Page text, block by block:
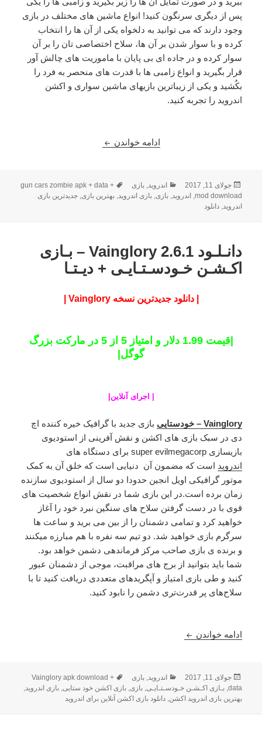
پس از دیگری سرنگون کنید! انواع ماشین های مختلف در بازی
وجود دارند که می توانید به دلخواه یکی از آن ها را انتخاب
کرده و با سوار شدن بر آن ها، سلاح اختصاصی تان را بر آن
سوار کرده و در جاده ای بی پایان با ماموریت های چالش آور
قرار بگیرید و انواع زامبی ها با قدرت های منحصر به فرد را
بکُشید و یکی از زیباترین بازیهای ماشین سواری و اکشن
اندروید را تجربه کنید.
ادامه خواندن دانلود Guns, Cars, Zombies 1.2.0.4 – بازی اکشن بی نظیر + دیتا
ارسال
شده
در
جولای 11, 2017 دسته‌ها
اندروید,بازی برچسب‌ها
gun cars zombie apk + data +
mod download
, اندروید,بازی,بازی اندروید,بهترین بازی,جدیدترین بازی
اندروید,دانلود
دانـلـود Vainglory 2.6.1 – بـازی
اکـشـن خـودسـتـایـی + دیـتـا
| دانلود جدیدترین نسخه Vainglory |
|قیمت 1.99 دلار و امتیاز 5 از 5 در مارکت بزرگ
گوگل|
اجرای آنلاین
Vainglory – خودستایی
بازی جدید با گرافیک خیره کننده اچ
دی در سبک بازی های اکشن و نقش آفرینی از استودیوی
بازیسازی super evilmegacorp برای دستگاه های
اندروید است که مضمون آن دنیایی است که خلق آن به کمک
موتور گرافیکی اویل انجین حدودا دو سال از استودیوی سازنده
زمان برده است.در این بازی شما در نقش انواع شخصیت های
قوی با در دست گرفتن سلاح های سنگین نبرد خود را آغاز
خواهید کرد و تمامی دشمنان را از بین می برید و ساعت ها
سرگرم بازی خواهید شد. دو تیم سه نفره با هم مبارزه میکنند
و برنده ی بازی صاحب مرکز فرماندهی دشمن خواهد بود.
شما باید‌ بتوانید از برج های مراقبت، موجی از دشمنان عبور
کنید و طی بازی امتیاز و آپگرید‌های متعددی دریافت کنید تا با
سلاح‌های پر قدرت‌تری دشمن را نابود کنید.
ادامه خواندن دانـلـود Vainglory 2.6.1 – بـازی اکـشـن خـودسـتـایـی + دیـتـا
ارسال
شده
در
جولای 11, 2017 دسته‌ها
اندروید,بازی برچسب‌ها
Vainglory apk download +
data
,بـازی اکـشـن خـودسـتـایـی,بازی,بازی اکشن خود ستایی,بازی اندروید,
بهترین بازی اندروید اکشن,دانلود بازی اکشن آنلاین برای اندروید